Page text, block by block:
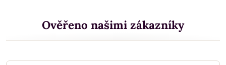
Ověřeno našimi zákazníky